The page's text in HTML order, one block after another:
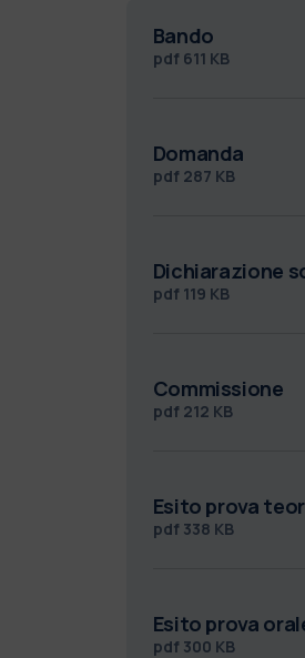
Bando
pdf 611 KB
Domanda
pdf 287 KB
Dichiarazione
pdf 119 KB
Commissione
pdf 212 KB
Esito prova
pdf 338 KB
Esito prova
pdf 300 KB